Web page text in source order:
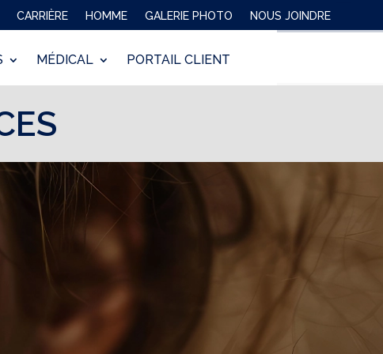
CARRIÈRE HOMME GALERIE PHOTO NOUS JOINDRE
MÉDICAL PORTAIL CLIENT